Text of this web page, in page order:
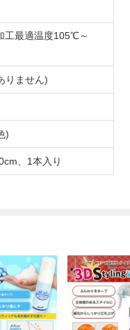
工最適温度105℃～
りません)
)
、1本入り